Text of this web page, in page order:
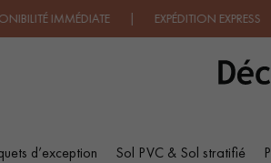
| EXPÉDITION EXPRESS | PRIX BAS
d’exception Sol PVC & Sol stratifié